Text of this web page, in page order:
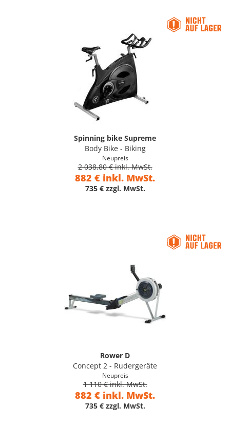
Spinning bike Supreme
Body Bike - Biking
Neupreis
2 038,80 € inkl. MwSt.
882 € inkl. MwSt.
735 € zzgl. MwSt.
Rower D
Concept 2 - Rudergeräte
Neupreis
1 110 € inkl. MwSt.
882 € inkl. MwSt.
735 € zzgl. MwSt.